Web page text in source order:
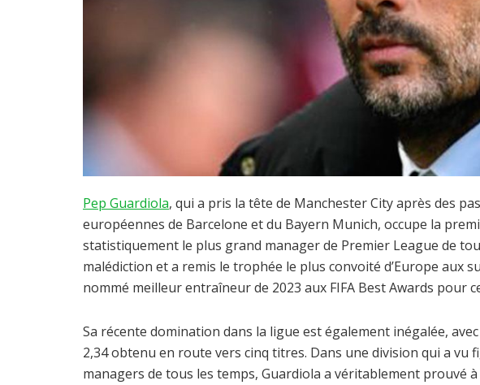
Pep Guardiola, qui a pris la tête de Manchester City après des
européennes de Barcelone et du Bayern Munich, occupe la
statistiquement le plus grand manager de Premier League de
malédiction et a remis le trophée le plus convoité d’Europe aux
nommé meilleur entraîneur de 2023 aux FIFA Best Awards pour
Sa récente domination dans la ligue est également inégalée,
2,34 obtenu en route vers cinq titres. Dans une division qui a vu
managers de tous les temps, Guardiola a véritablement prouvé